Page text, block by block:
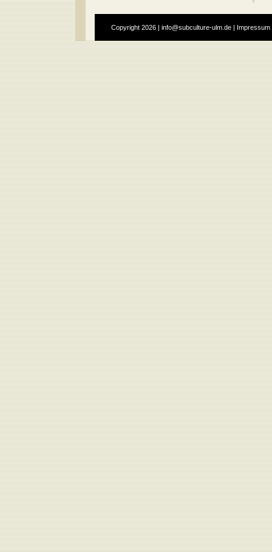
Copyright 2026 | info@subculture-ulm.de| Impressum